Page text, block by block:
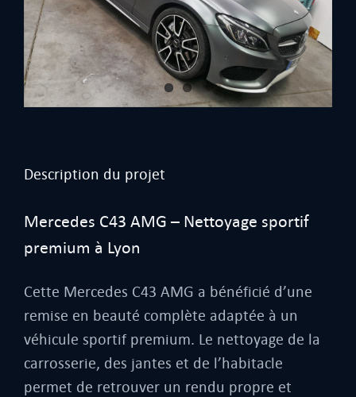
Description du projet
Mercedes C43 AMG – Nettoyage sportif
premium à Lyon
Cette Mercedes C43 AMG a bénéficié d’une
remise en beauté complète adaptée à un
véhicule sportif premium. Le nettoyage de la
carrosserie, des jantes et de l’habitacle
permet de retrouver un rendu propre et